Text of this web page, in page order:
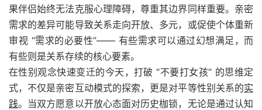
果伴侣始终无法克服心理障碍，尊重其边界同样重要。亲密
需求的差异可能导致关系走向开放、多元，或促使个体重新
审视 “需求的必要性”—— 有些需求可以通过幻想满足，而
有些则是关系存续的核心要素。
在性别观念快速变迁的今天，打破 “不要打女孩” 的思维定
式，不仅是亲密互动模式的探索，更是对平等性别关系的实
践。当双方愿意以开放心态面对历史枷锁，无论是通过认知